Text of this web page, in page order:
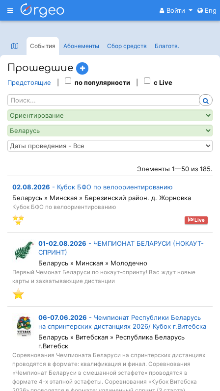
Меню Войти Eng
События Абонементы Сбор средств Благотв.
Прошедшие
Предстоящие по популярности с Live
Элементы 1—50 из 185.
02.08.2026 - Кубок БФО по велоориентированию
Беларусь » Минская » Березинский район. д. Жорновка
Кубок БФО по велоориентированию
Live
01-02.08.2026 - ЧЕМПИОНАТ БЕЛАРУСИ (НОКАУТ-
СПРИНТ)
Беларусь » Минская » Молодечно
Первый Чемонат Беларуси по нокаут-спринту! Вас ждут новые
карты и захватывающие дистанции
06-07.06.2026 - Чемпионат Республики Беларусь
на спринтерских дистанциях 2026/ Кубок г.Витебска
Беларусь » Витебская » Республика Беларусь
г.Витебск
Соревнования Чемпионата Беларуси на спринтерских дистанциях
проводятся в формате: квалификация и финал. Соревнования
«Чемпионат Беларуси в смешанной эстафете» проводятся в
формате 4-х этапной эстафеты. Соревнования «Кубок Витебска